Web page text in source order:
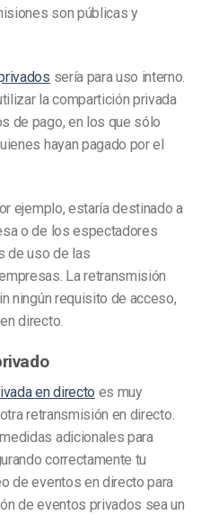
son públicas y
sería para uso interno.
la compartición privada
de pago, en los que sólo
hayan pagado por el
ejemplo, estaría destinado a
o de los espectadores
de uso de las
La retransmisión
ningún requisito de acceso,
directo.
en directo es muy
retransmisión en directo.
adicionales para
correctamente tu
de eventos en directo para
deeventos privados sea un